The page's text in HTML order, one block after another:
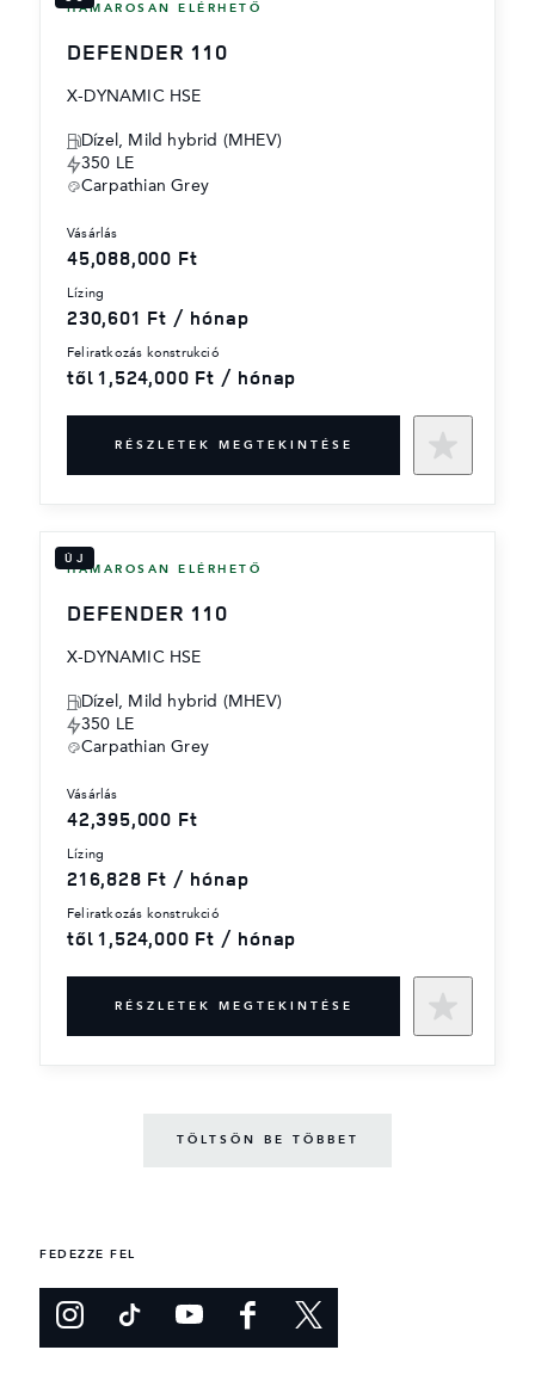
HAMAROSAN ELÉRHETŐ
DEFENDER 110
X-DYNAMIC HSE
Dízel, Mild hybrid (MHEV)
350 LE
Carpathian Grey
vásárlás
45,088,000 Ft
lízing
230,601 Ft / hónap
feliratkozás konstrukció
től 1,524,000 Ft / hónap
RÉSZLETEK MEGTEKINTÉSE
ÚJ
HAMAROSAN ELÉRHETŐ
DEFENDER 110
X-DYNAMIC HSE
Dízel, Mild hybrid (MHEV)
350 LE
Carpathian Grey
vásárlás
42,395,000 Ft
lízing
216,828 Ft / hónap
feliratkozás konstrukció
től 1,524,000 Ft / hónap
RÉSZLETEK MEGTEKINTÉSE
TÖLTSÖN BE TÖBBET
FEDEZZE FEL